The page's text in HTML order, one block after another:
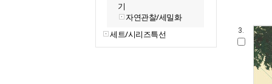
기
자연관찰/세밀화
세트/시리즈특선
3.